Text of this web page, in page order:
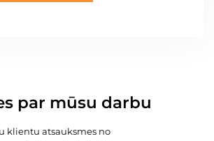
par mūsu darbu
klientu atsauksmes no